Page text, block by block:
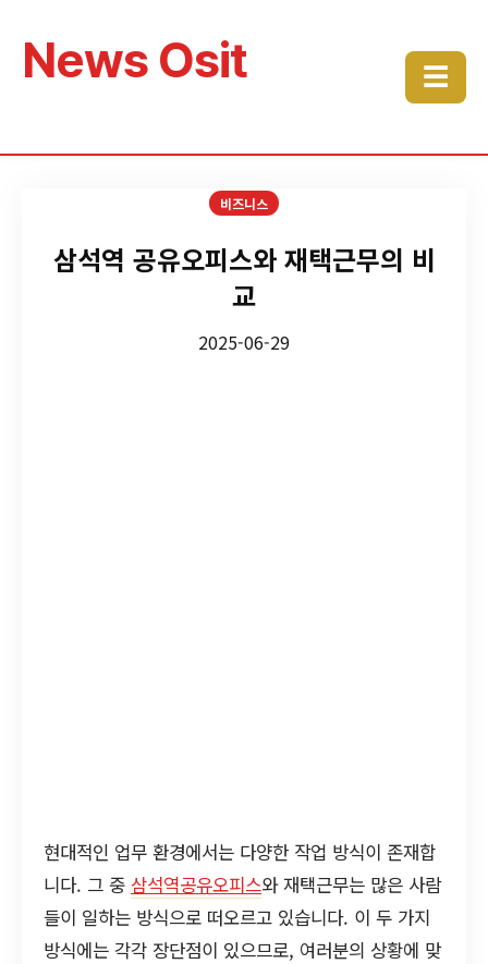
News Osit ☰
비즈니스
삼석역 공유오피스와 재택근무의 비
교
2025-06-29
현대적인 업무 환경에서는 다양한 작업 방식이 존재합
니다. 그 중 삼석역공유오피스와 재택근무는 많은 사람
들이 일하는 방식으로 떠오르고 있습니다. 이 두 가지
방식에는 각각 장단점이 있으므로, 여러분의 상황에 맞